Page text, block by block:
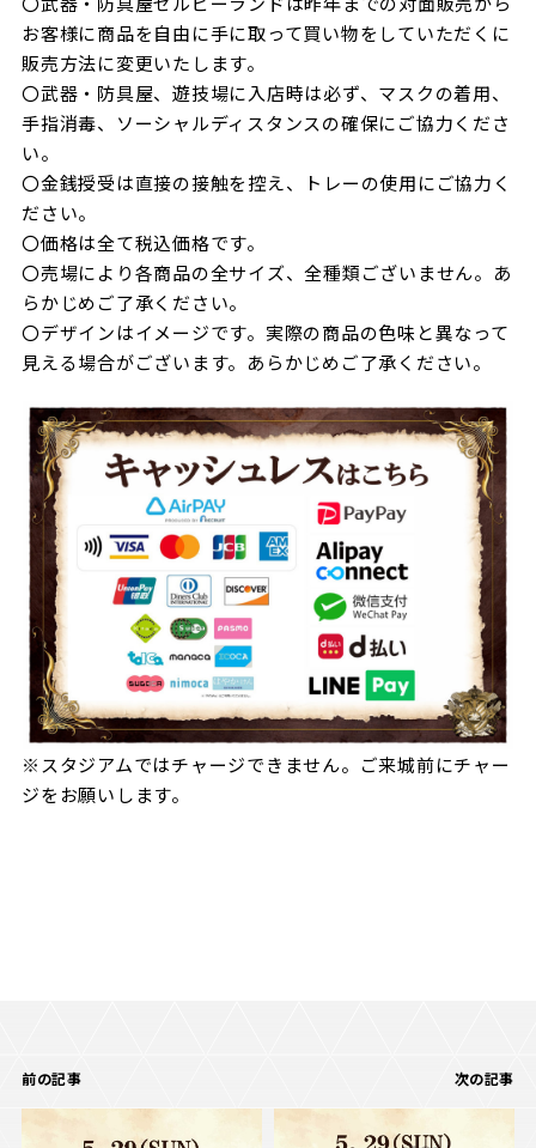
お客様に商品を自由に手に取って買い物をしていただくに
販売方法に変更いたします。
〇武器・防具屋、遊技場に入店時は必ず、マスクの着用、
手指消毒、ソーシャルディスタンスの確保にご協力くださ
い。
〇金銭授受は直接の接触を控え、トレーの使用にご協力く
ださい。
〇価格は全て税込価格です。
〇売場により各商品の全サイズ、全種類ございません。あ
らかじめご了承ください。
〇デザインはイメージです。実際の商品の色味と異なって
見える場合がございます。あらかじめご了承ください。
※スタジアムではチャージできません。ご来城前にチャー
ジをお願いします。
前の記事 次の記事